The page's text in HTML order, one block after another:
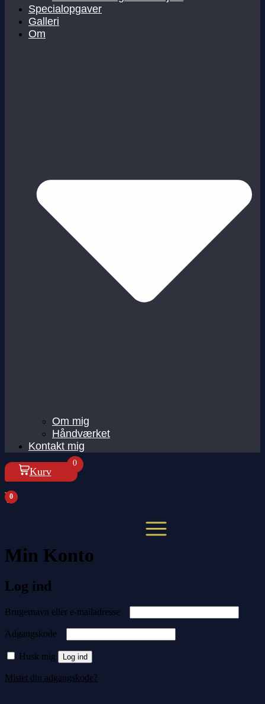
Specialopgaver
Galleri
Om
Om mig
Håndværket
Kontakt mig
Kurv
0
0
Min Konto
Log ind
Brugernavn eller e-mailadresse
Adgangskode
Husk mig Log ind
Mistet din adgangskode?